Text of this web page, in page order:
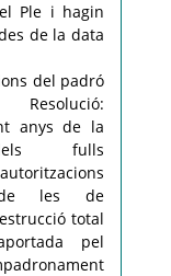
Ple i hagin
de la data
del padró
Resolució:
anys de la
fulls
de les de
total
pel